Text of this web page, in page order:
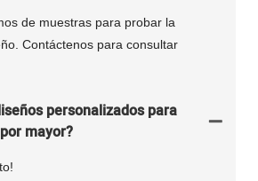
de muestras para probar la
Contáctenos para consultar
personalizados para
mayor?